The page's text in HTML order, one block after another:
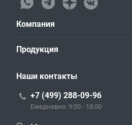
Компания
Продукция
Наши контакты
+7 (499) 288-09-96
Ежедневно: 9:00 - 18:00